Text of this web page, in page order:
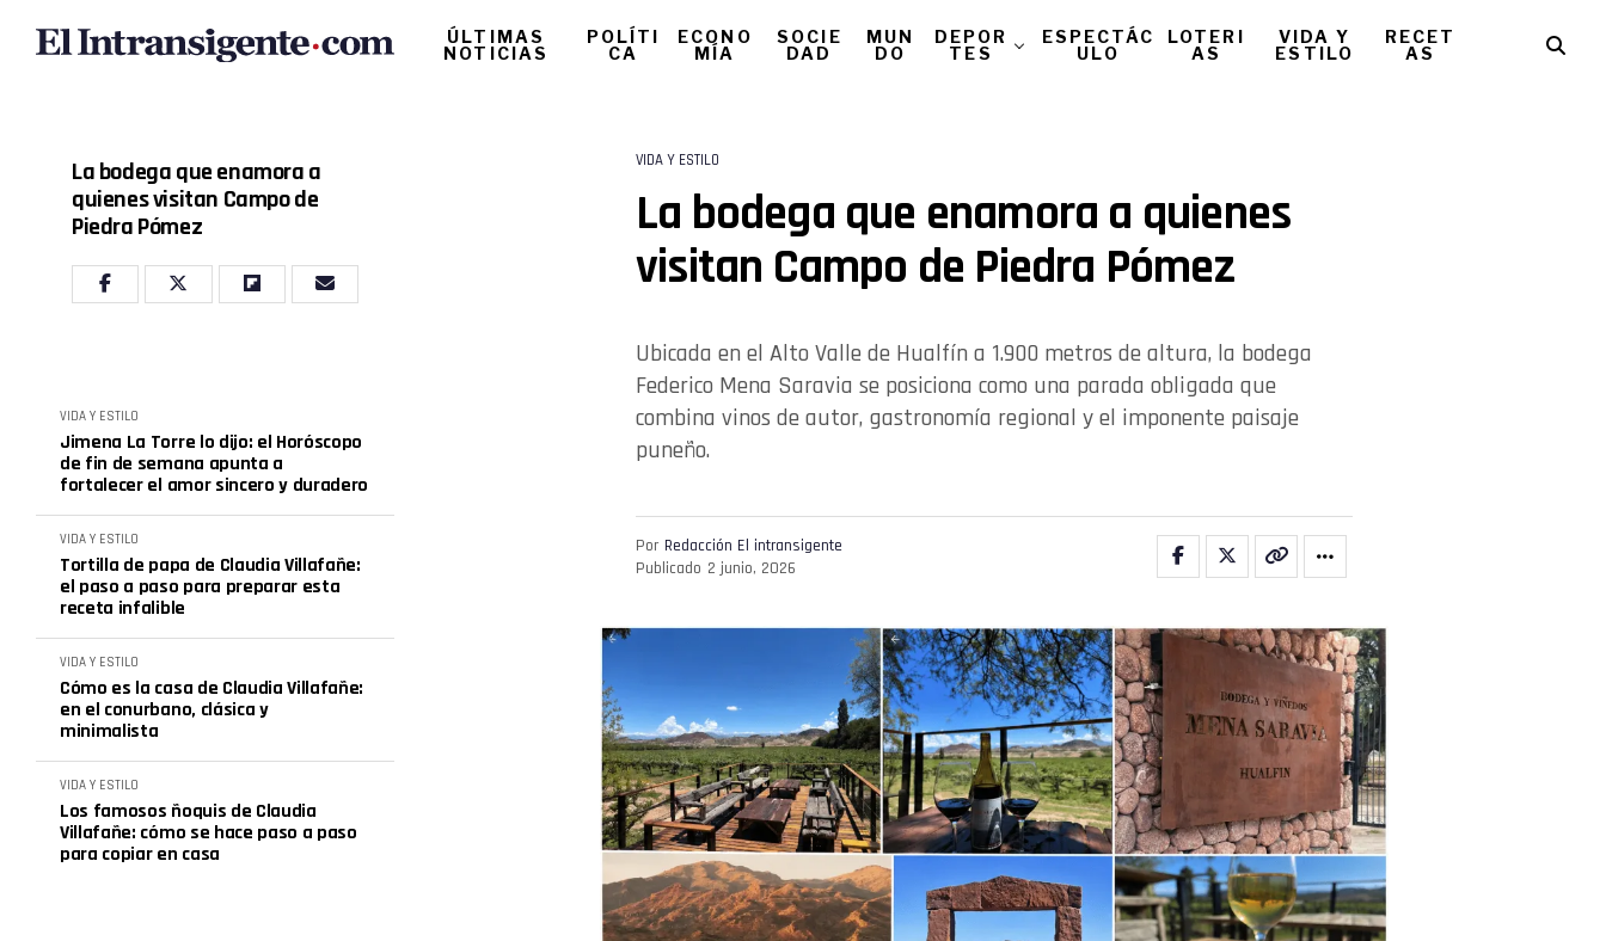
ÚLTIMAS
NOTICIAS
POLÍTI
CA
ECONO
MÍA
SOCIE
DAD
MUN
DO
DEPOR
TES
ESPECTÁC
ULO
LOTERI
AS
VIDA Y
ESTILO
RECET
AS
La bodega que enamora a
quienes visitan Campo de
Piedra Pómez
VIDA Y ESTILO
Jimena La Torre lo dijo: el Horóscopo
de fin de semana apunta a
fortalecer el amor sincero y duradero
VIDA Y ESTILO
Tortilla de papa de Claudia Villafañe:
el paso a paso para preparar esta
receta infalible
VIDA Y ESTILO
Cómo es la casa de Claudia Villafañe:
en el conurbano, clásica y
minimalista
VIDA Y ESTILO
Los famosos ñoquis de Claudia
Villafañe: cómo se hace paso a paso
para copiar en casa
VIDA Y ESTILO
La bodega que enamora a quienes
visitan Campo de Piedra Pómez
Ubicada en el Alto Valle de Hualfín a 1.900 metros de altura, la bodega
Federico Mena Saravia se posiciona como una parada obligada que
combina vinos de autor, gastronomía regional y el imponente paisaje
puneño.
Por Redacción El intransigente
Publicado 2 junio, 2026